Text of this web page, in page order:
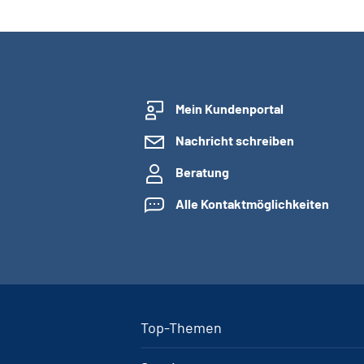
Mein Kundenportal
Nachricht schreiben
Beratung
Alle Kontaktmöglichkeiten
Top-Themen